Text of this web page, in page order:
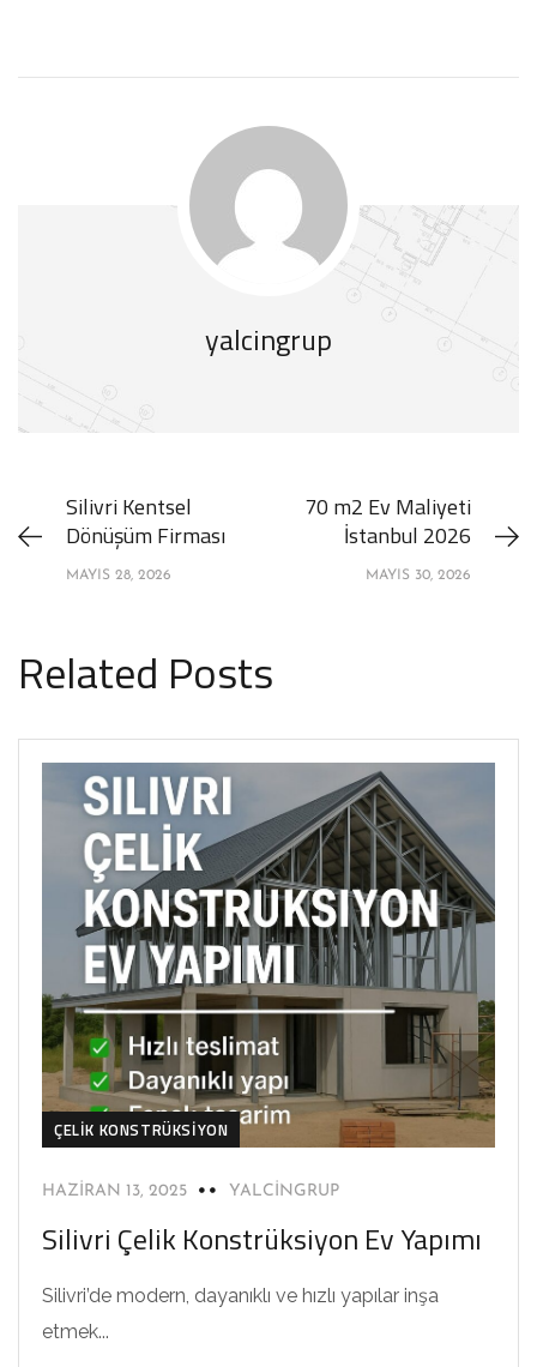
yalcingrup
Silivri Kentsel
Dönüşüm Firması
MAYIS 28, 2026
70 m2 Ev Maliyeti
İstanbul 2026
MAYIS 30, 2026
Related Posts
ÇELIK KONSTRÜKSIYON
HAZIRAN 13, 2025 YALCINGRUP
Silivri Çelik Konstrüksiyon Ev Yapımı
Silivri’de modern, dayanıklı ve hızlı yapılar inşa
etmek...